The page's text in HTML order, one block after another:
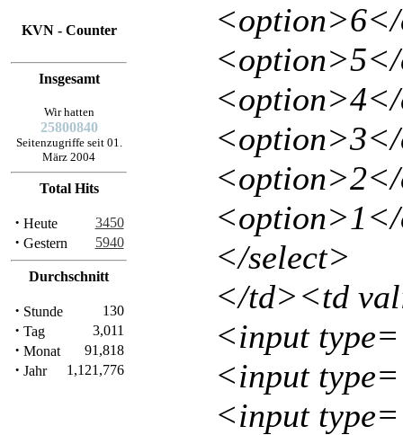
KVN - Counter
Insgesamt
Wir hatten
25800840
Seitenzugriffe seit 01.
März 2004
Total Hits
· Heute 3450
· Gestern 5940
Durchschnitt
· Stunde 130
· Tag 3,011
· Monat 91,818
· Jahr 1,121,776
</select>
</td><td
<input
<input
<input